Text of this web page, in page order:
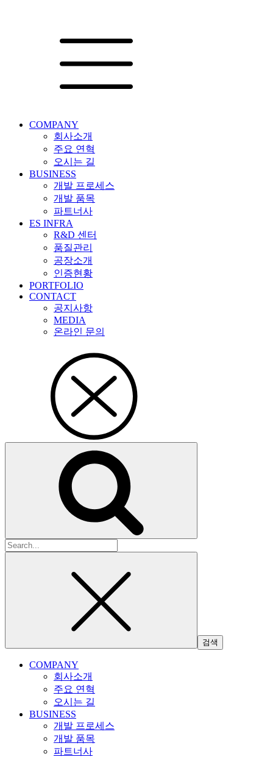
COMPANY
회사소개
주요 연혁
오시는 길
BUSINESS
개발 프로세스
개발 품목
파트너사
ES INFRA
R&D 센터
품질관리
공장소개
인증현황
PORTFOLIO
CONTACT
공지사항
MEDIA
온라인 문의
검
색:
COMPANY
회사소개
주요 연혁
오시는 길
BUSINESS
개발 프로세스
개발 품목
파트너사